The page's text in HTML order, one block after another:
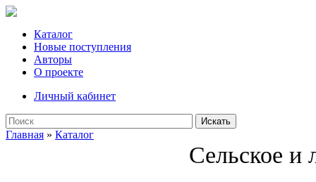
Каталог
Новые поступления
Авторы
О проекте
Личный кабинет
Искать
Главная » Каталог
Сельское и